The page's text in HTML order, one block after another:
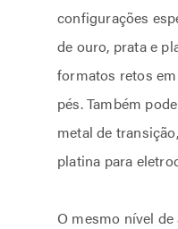
configurações
de ouro, prata e
formatos retos
pés. Também
metal de
platina para
O mesmo nível